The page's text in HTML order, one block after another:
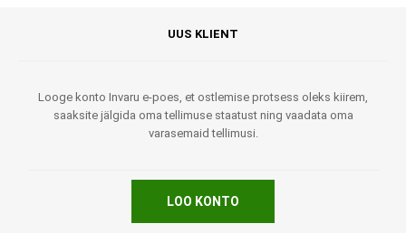
UUS KLIENT
Looge konto Invaru e-poes, et ostlemise protsess oleks kiirem,
saaksite jälgida oma tellimuse staatust ning vaadata oma
varasemaid tellimusi.
LOO KONTO